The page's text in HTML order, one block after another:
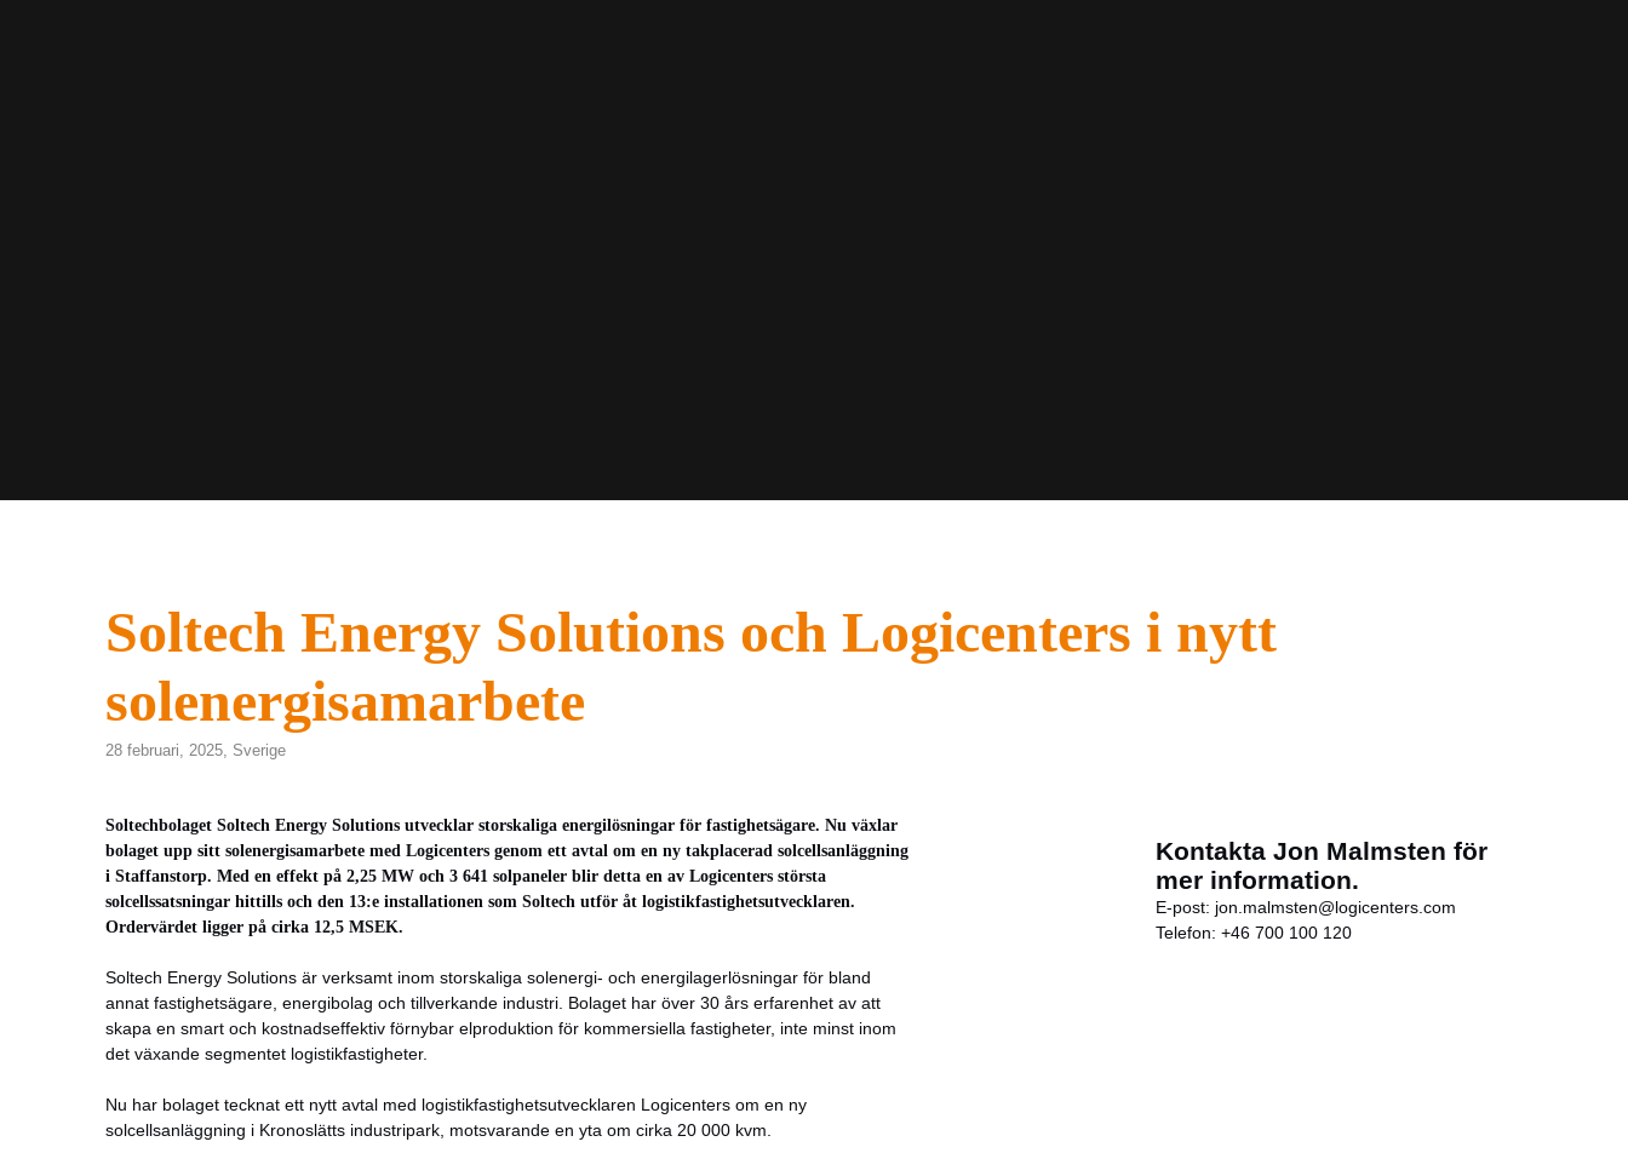
Soltech Energy Solutions och Logicenters i nytt
solenergisamarbete
28 februari, 2025, Sverige
Soltechbolaget Soltech Energy Solutions utvecklar storskaliga energilösningar för fastighetsägare. Nu växlar
bolaget upp sitt solenergisamarbete med Logicenters genom ett avtal om en ny takplacerad solcellsanläggning
i Staffanstorp. Med en effekt på 2,25 MW och 3 641 solpaneler blir detta en av Logicenters största
solcellssatsningar hittills och den 13:e installationen som Soltech utför åt logistikfastighetsutvecklaren.
Ordervärdet ligger på cirka 12,5 MSEK.
Soltech Energy Solutions är verksamt inom storskaliga solenergi- och energilagerlösningar för bland
annat fastighetsägare, energibolag och tillverkande industri. Bolaget har över 30 års erfarenhet av att
skapa en smart och kostnadseffektiv förnybar elproduktion för kommersiella fastigheter, inte minst inom
det växande segmentet logistikfastigheter.
Nu har bolaget tecknat ett nytt avtal med logistikfastighetsutvecklaren Logicenters om en ny
solcellsanläggning i Kronoslätts industripark, motsvarande en yta om cirka 20 000 kvm.
Kontakta Jon Malmsten för
mer information.
E-post: jon.malmsten@logicenters.com
Telefon: +46 700 100 120